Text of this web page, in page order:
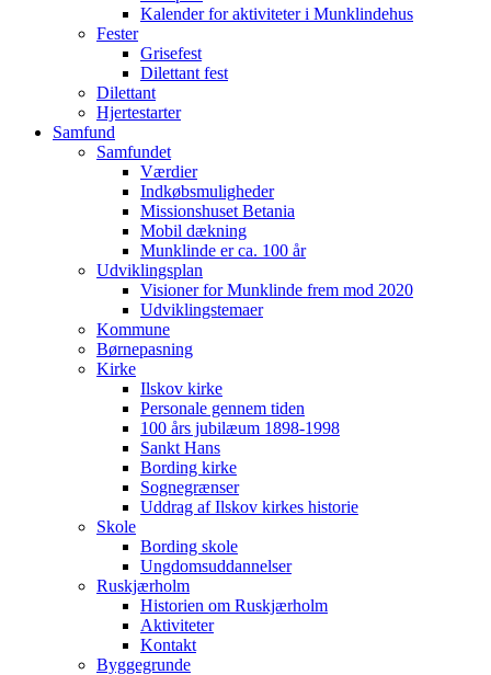
Kalender for aktiviteter i Munklindehus
Fester
Grisefest
Dilettant fest
Dilettant
Hjertestarter
Samfund
Samfundet
Værdier
Indkøbsmuligheder
Missionshuset Betania
Mobil dækning
Munklinde er ca. 100 år
Udviklingsplan
Visioner for Munklinde frem mod 2020
Udviklingstemaer
Kommune
Børnepasning
Kirke
Ilskov kirke
Personale gennem tiden
100 års jubilæum 1898-1998
Sankt Hans
Bording kirke
Sognegrænser
Uddrag af Ilskov kirkes historie
Skole
Bording skole
Ungdomsuddannelser
Ruskjærholm
Historien om Ruskjærholm
Aktiviteter
Kontakt
Byggegrunde